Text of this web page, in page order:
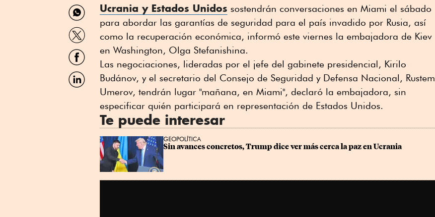
Compartir
por
WhatsApp
Compartir
por
Twitter
Compartir
por
Facebook
Compartir
por
Ucrania y Estados Unidos sostendrán conversaciones en Miami el sábado
para abordar las garantías de seguridad para el país invadido por Rusia, así
como la recuperación económica, informó este viernes la embajadora de Kiev
en Washington, Olga Stefanishina.
Las negociaciones, lideradas por el jefe del gabinete presidencial, Kirilo
Budánov, y el secretario del Consejo de Seguridad y Defensa Nacional, Rustem
Umerov, tendrán lugar "mañana, en Miami", declaró la embajadora, sin
especificar quién participará en representación de Estados Unidos.
Te puede interesar
GEOPOLÍTICA
Sin avances concretos, Trump dice ver más cerca la paz en Ucrania